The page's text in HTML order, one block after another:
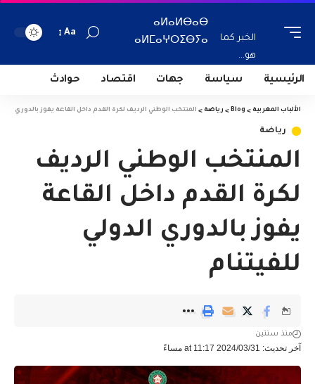
الخبر كما
هو...
ⴰⵍⴰⵍⴱⴰⴱ
ⴰⵍⵎⴰⵖⵔⵉⴱⵢⴰ
Aa
الرئيسية سياسة جهات اقتصاد حوادث
الألباب المغربية >
Blog
> رياضة > المنتخب الوطني الرديف لكرة القدم داخل القاعة يفوز بالدوري
رياضة
المنتخب الوطني الرديف
لكرة القدم داخل القاعة
يفوز بالدوري الدولي
للفيتنام
آخر تحديث: 2024/03/31 at 11:17 مساءً
منذ سنتين